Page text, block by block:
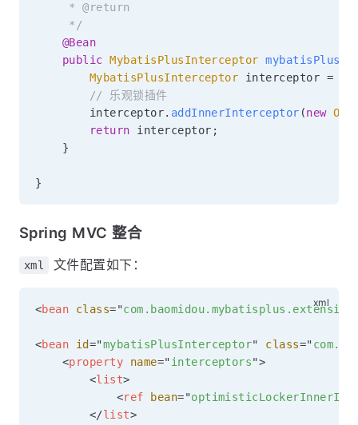
     * @return
     */
@Bean
public MybatisPlusInterceptor
MybatisPlusInterceptor interceptor =
// 乐观锁插件
        interceptor
. addInnerInterceptor (new
return interceptor ;
}
}
Spring MVC 整合
xml 文件配置如下：
<bean class="
<bean id="mybatisPlusInterceptor" class="
<property name="interceptors">
<list>
<ref bean="
</list>